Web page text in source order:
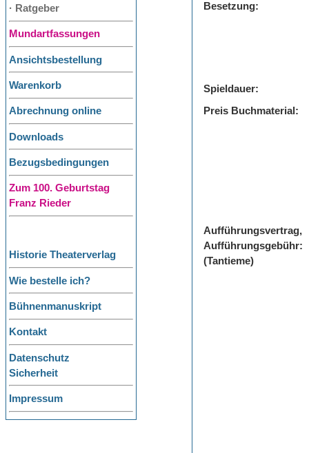
· Ratgeber
Mundartfassungen
Ansichtsbestellung
Warenkorb
Abrechnung online
Downloads
Bezugsbedingungen
Zum 100. Geburtstag
Franz Rieder
Historie Theaterverlag
Wie bestelle ich?
Bühnenmanuskript
Kontakt
Datenschutz
Sicherheit
Impressum
Besetzung:
Spieldauer:
Preis Buchmaterial:
Aufführungsvertrag,
Aufführungsgebühr:
(Tantieme)